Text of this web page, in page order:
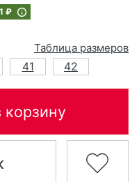
₽
Таблица размеров
41 42
корзину